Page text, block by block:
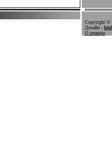
Copyright ©
Дизайн -
О сервере